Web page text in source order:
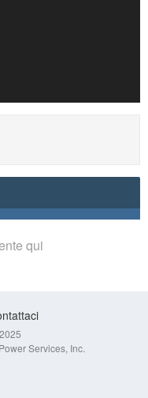
qui
Services, Inc.